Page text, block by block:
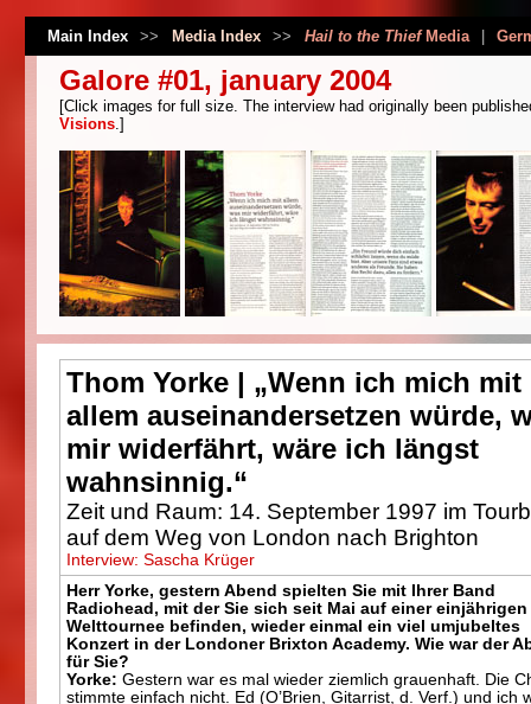
Main Index >> Media Index >> Hail to the ThiefMedia
Galore #01, january 2004
[Click images for full size. The interview had originally been
Visions .]
Thom Yorke | „Wenn ich mich mit
allem auseinandersetzen würde,
mir widerfährt, wäre ich längst
wahnsinnig.“
Zeit und Raum: 14. September 1997 im
auf dem Weg von London nach Brighton
Interview: Sascha Krüger
Herr Yorke, gestern Abend spielten Sie mit Ihrer Band
Radiohead, mit der Sie sich seit Mai auf einer einjährigen
Welttournee befinden, wieder einmal ein viel umjubeltes
Konzert in der Londoner Brixton Academy. Wie war der
für Sie?
Yorke: Gestern war es mal wieder ziemlich grauenhaft. Die
stimmte einfach nicht. Ed (O’Brien, Gitarrist, d. Verf.) und ich